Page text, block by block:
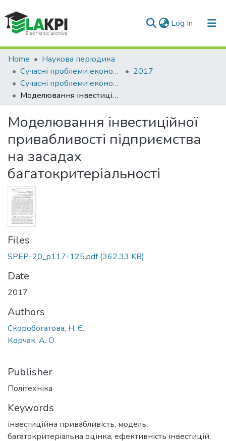
Log In (current)
Communities & Collections
All of DSpace
Statistics
Home
Наукова періодика
Сучасні проблеми економіки і підприємництво
2017
Сучасні проблеми економіки і підприємництво: збірник наукових праць, Вип. 20
Моделювання інвестиційної привабливості підприємства на засадах багатокритеріальності
Моделювання інвестиційної
привабливості підприємства
на засадах
багатокритеріальності
Files
SPEP-20_p117-125.pdf(362.33 KB)
Date
2017
Authors
Скоробогатова, Н. Є.
Корчак, А. О.
Publisher
Політехніка
Keywords
інвестиційна привабливість, модель,
багатокритеріальна оцінка, ефективність інвестицій,